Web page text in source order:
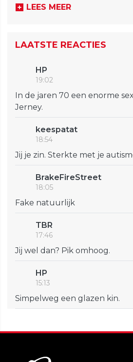
LEES MEER
LAATSTE REACTIES
HP
19:02
In de jaren 70 een enorme
Jerney.
keespatat
18:54
Jij je zin. Sterkte met je
BrakeFireStreet
18:05
Fake natuurlijk
TBR
17:46
Jij wel dan? Pik omhoog.
HP
15:13
Simpelweg een glazen kin.